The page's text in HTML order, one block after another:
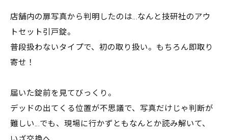
店舗内の扉写真から判明したのは…なんと技研社のアウ
トセット引戸錠。
普段扱わないタイプで、初の取り扱い。もちろん即取り
寄せ！
届いた錠前を見てびっくり。
デッドの出てくる位置が不思議で、写真だけじゃ判断が
難しい…でも、現場に行かずともなんとか読み解いて、